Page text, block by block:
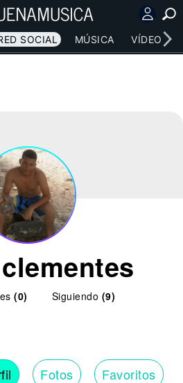
SOCIAL MÚSICA VÍDEOS
(0) Siguiendo (9)
Fotos Favoritos